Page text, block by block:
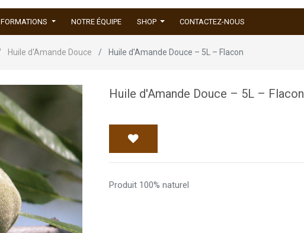
FORMATIONS NOTRE ÉQUIPE SHOP CONTACTEZ-NOUS
Huile d'Amande Douce Huile d'Amande Douce – 5L – Flacon
Huile d'Amande Douce – 5L – Flacon
Produit 100% naturel